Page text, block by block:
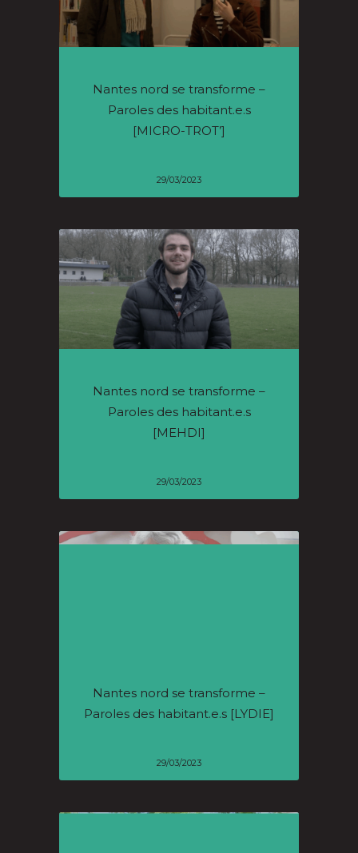
Nantes nord se transforme –
Paroles des habitant.e.s
[MICRO-TROT’]
29/03/2023
Nantes nord se transforme –
Paroles des habitant.e.s
[MEHDI]
29/03/2023
Nantes nord se transforme –
Paroles des habitant.e.s [LYDIE]
29/03/2023